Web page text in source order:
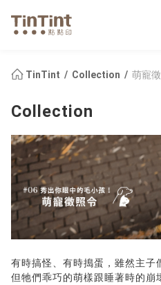
TinTint Collection 萌寵
Collection
有時搞怪、有時搗蛋，雖然主子
但牠們乖巧的萌樣跟睡著時的崩